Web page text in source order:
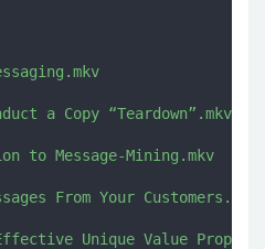
a Copy “Teardown”.mkv
to Message-Mining.mkv
From Your Customers.mkv
Unique Value